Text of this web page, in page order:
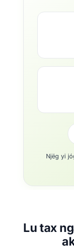
Njëg yi
Lu tax